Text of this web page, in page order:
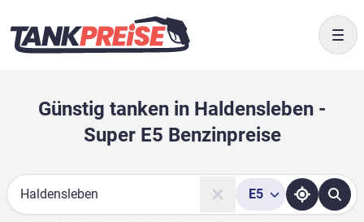
Günstig tanken in Haldensleben -
Super E5 Benzinpreise
Suche
E5